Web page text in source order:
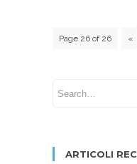
Page 26 of 26 «
ARTICOLI